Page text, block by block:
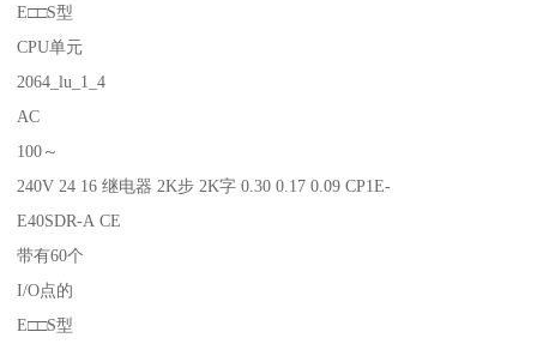
E□□S型
CPU单元
2064_lu_1_4
AC
100～
240V 24 16 继电器 2K步 2K字 0.30 0.17 0.09 CP1E-
E40SDR-A CE
带有60个
I/O点的
E□□S型